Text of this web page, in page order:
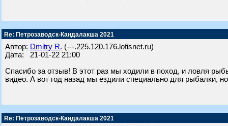
Re: Петрозаводск-Кандалакша 2021
Автор: Dmitry R. (---.225.120.176.lofisnet.ru)
Дата: 21-01-22 21:00
Спасибо за отзыв! В этот раз мы ходили в поход, и ловля
видео. А вот год назад мы ездили специально для рыбалки,
Re: Петрозаводск-Кандалакша 2021